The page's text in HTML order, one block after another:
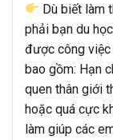
Dù biết làm
phải bạn du
được công việc
bao gồm: Hạn
quen thân giới
hoặc quá cực
làm giúp các